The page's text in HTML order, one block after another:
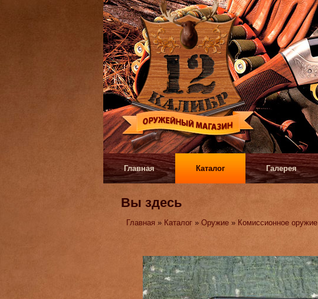
Главная Каталог Галерея
Вы здесь
Главная » Каталог »Оружие » Комиссионное оружие